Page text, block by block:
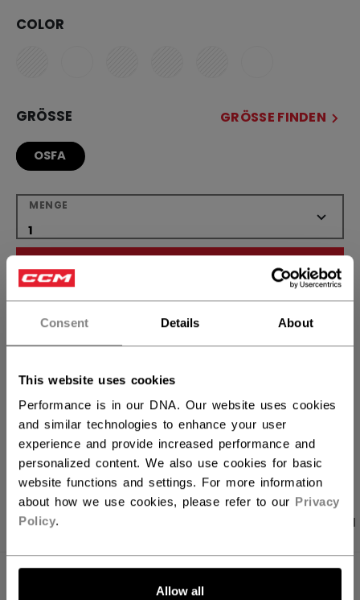
Consent Details About
This website uses cookies
Performance is in our DNA. Our website uses cookies
and similar technologies to enhance your user
experience and provide increased performance and
personalized content. We also use cookies for basic
website functions and settings. For more information
about how we use cookies, please refer to our Privacy
Policy.
Allow all
COLOR
GRÖSSE GRÖSSE FINDEN
OSFA
MENGE
IN DEN WARENKORB
Kostenfreie Rücksendungen
LINKS ZUM
PRODUKTFOTOS BEWERTUNGEN